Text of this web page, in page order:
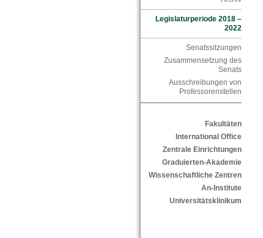
Legislaturperiode 2018 –
2022
Senatssitzungen
Zusammensetzung des
Senats
Ausschreibungen von
Professorenstellen
Fakultäten
International Office
Zentrale Einrichtungen
Graduierten-Akademie
Wissenschaftliche Zentren
An-Institute
Universitätsklinikum